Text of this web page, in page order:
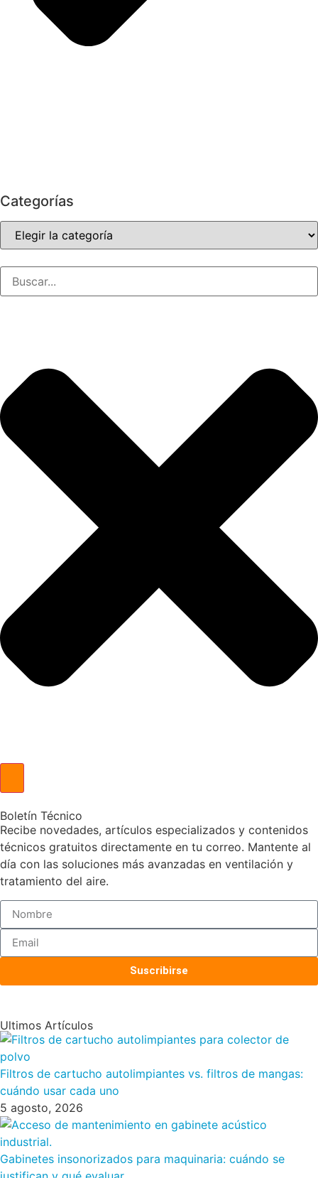
Categorías
Boletín Técnico
Recibe novedades, artículos especializados y contenidos
técnicos gratuitos directamente en tu correo. Mantente al
día con las soluciones más avanzadas en ventilación y
tratamiento del aire.
Suscribirse
Ultimos Artículos
Filtros de cartucho autolimpiantes vs. filtros de mangas:
cuándo usar cada uno
5 agosto, 2026
Gabinetes insonorizados para maquinaria: cuándo se